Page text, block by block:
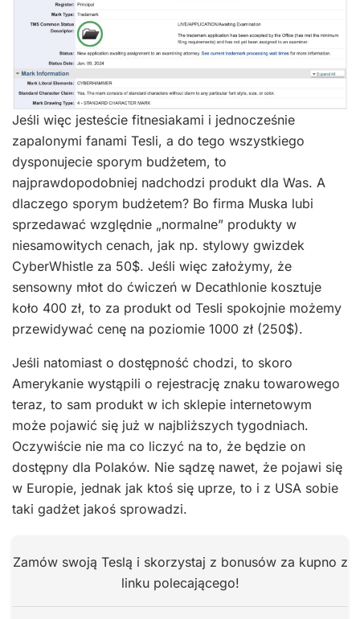
Jeśli więc jesteście fitnesiakami i jednocześnie
zapalonymi fanami Tesli, a do tego wszystkiego
dysponujecie sporym budżetem, to
najprawdopodobniej nadchodzi produkt dla Was. A
dlaczego sporym budżetem? Bo firma Muska lubi
sprzedawać względnie „normalne” produkty w
niesamowitych cenach, jak np. stylowy gwizdek
CyberWhistle za 50$. Jeśli więc założymy, że
sensowny młot do ćwiczeń w Decathlonie kosztuje
koło 400 zł, to za produkt od Tesli spokojnie możemy
przewidywać cenę na poziomie 1000 zł (250$).
Jeśli natomiast o dostępność chodzi, to skoro
Amerykanie wystąpili o rejestrację znaku towarowego
teraz, to sam produkt w ich sklepie internetowym
może pojawić się już w najbliższych tygodniach.
Oczywiście nie ma co liczyć na to, że będzie on
dostępny dla Polaków. Nie sądzę nawet, że pojawi się
w Europie, jednak jak ktoś się uprze, to i z USA sobie
taki gadżet jakoś sprowadzi.
Zamów swoją Teslą i skorzystaj z bonusów za kupno z
linku polecającego!